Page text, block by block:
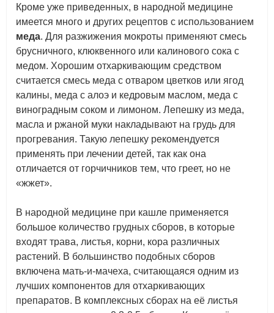
Кроме уже приведенных, в народной медицине
имеется много и других рецептов с использованием
меда. Для разжижения мокроты применяют смесь
брусничного, клюквенного или калинового сока с
медом. Хорошим отхаркивающим средством
считается смесь меда с отваром цветков или ягод
калины, меда с алоэ и кедровым маслом, меда с
виноградным соком и лимоном. Лепешку из меда,
масла и ржаной муки накладывают на грудь для
прогревания. Такую лепешку рекомендуется
применять при лечении детей, так как она
отличается от горчичников тем, что греет, но не
«жжет».
В народной медицине при кашле применяется
большое количество грудных сборов, в которые
входят трава, листья, корни, кора различных
растений. В большинство подобных сборов
включена мать-и-мачеха, считающаяся одним из
лучших компонентов для отхаркивающих
препаратов. В комплексных сборах на её листья